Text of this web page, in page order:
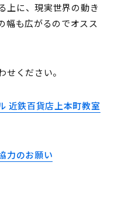
上に、現実世界の動き
幅も広がるのでオスス
ください。
近鉄百貨店上本町教室
力のお願い